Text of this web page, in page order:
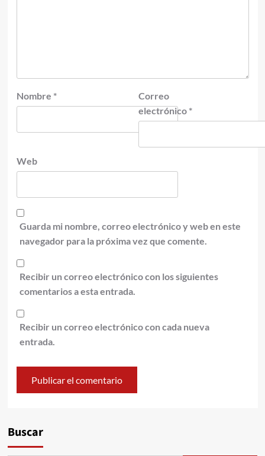
Nombre *
Correo
electrónico *
Web
Guarda mi nombre, correo electrónico y web en este
navegador para la próxima vez que comente.
Recibir un correo electrónico con los siguientes
comentarios a esta entrada.
Recibir un correo electrónico con cada nueva
entrada.
Buscar